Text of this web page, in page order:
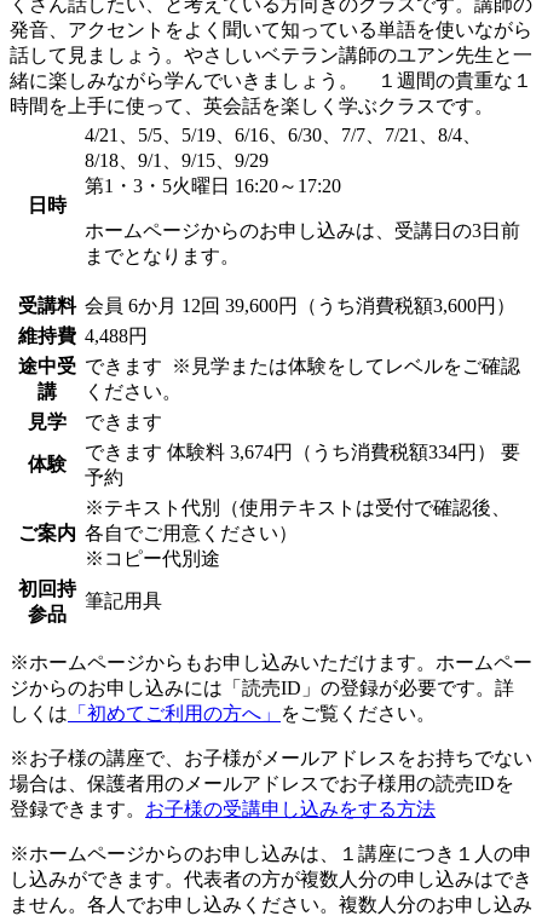
発音、アクセントをよく聞いて知っている単語を使いながら
話して見ましょう。やさしいベテラン講師のユアン先生と一
緒に楽しみながら学んでいきましょう。 １週間の貴重な１
時間を上手に使って、英会話を楽しく学ぶクラスです。
日時
4/21、5/5、5/19、6/16、6/30、7/7、7/21、8/4、
8/18、9/1、9/15、9/29
第1・3・5火曜日 16:20～17:20
ホームページからのお申し込みは、受講日の3日前
までとなります。
受講料 会員 6か月 12回 39,600円（うち消費税額3,600円）
維持費 4,488円
途中受
講
できます
※見学または体験をしてレベルをご確認
ください。
見学
できます
体験
できます 体験料 3,674円（うち消費税額334円） 要
予約
ご案内
※テキスト代別（使用テキストは受付で確認後、
各自でご用意ください）
※コピー代別途
初回持
参品
筆記用具
※ホームページからもお申し込みいただけます。ホームペー
ジからのお申し込みには「読売ID」の登録が必要です。詳
しくは 「初めてご利用の方へ」 をご覧ください。
※お子様の講座で、お子様がメールアドレスをお持ちでない
場合は、保護者用のメールアドレスでお子様用の読売IDを
登録できます。 お子様の受講申し込みをする方法
※ホームページからのお申し込みは、１講座につき１人の申
し込みができます。代表者の方が複数人分の申し込みはでき
ません。各人でお申し込みください。複数人分のお申し込み